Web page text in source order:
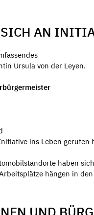
AN
Ursula von der Leyen.
ins Leben gerufen
haben
hängen in
UND